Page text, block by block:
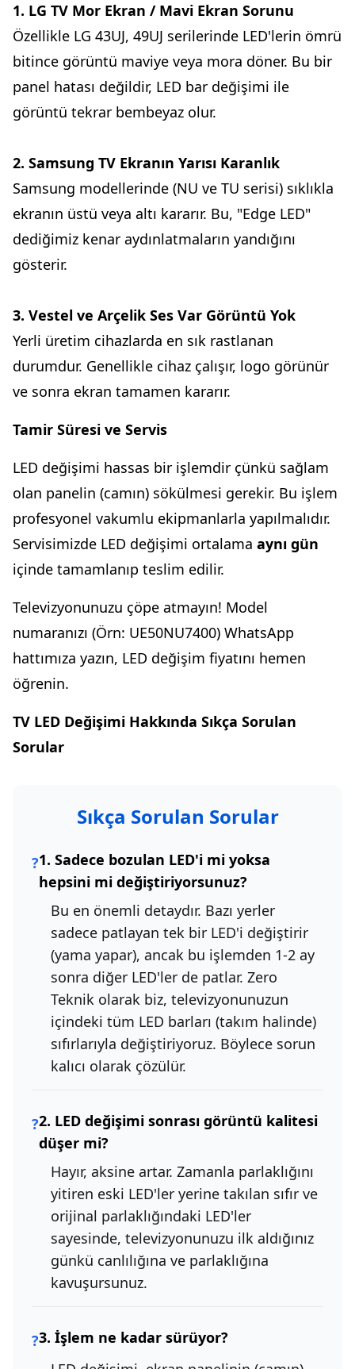
1. LG TV Mor Ekran / Mavi Ekran Sorunu
Özellikle LG 43UJ, 49UJ serilerinde LED'lerin ömrü
bitince görüntü maviye veya mora döner. Bu bir
panel hatası değildir, LED bar değişimi ile
görüntü tekrar bembeyaz olur.
2. Samsung TV Ekranın Yarısı Karanlık
Samsung modellerinde (NU ve TU serisi) sıklıkla
ekranın üstü veya altı kararır. Bu, "Edge LED"
dediğimiz kenar aydınlatmaların yandığını
gösterir.
3. Vestel ve Arçelik Ses Var Görüntü Yok
Yerli üretim cihazlarda en sık rastlanan
durumdur. Genellikle cihaz çalışır, logo görünür
ve sonra ekran tamamen kararır.
Tamir Süresi ve Servis
LED değişimi hassas bir işlemdir çünkü sağlam
olan panelin (camın) sökülmesi gerekir. Bu işlem
profesyonel vakumlu ekipmanlarla yapılmalıdır.
Servisimizde LED değişimi ortalama aynı gün
içinde tamamlanıp teslim edilir.
Televizyonunuzu çöpe atmayın! Model
numaranızı (Örn: UE50NU7400) WhatsApp
hattımıza yazın, LED değişim fiyatını hemen
öğrenin.
TV LED Değişimi Hakkında Sıkça Sorulan
Sorular
Sıkça Sorulan Sorular
?1. Sadece bozulan LED'i mi yoksa
hepsini mi değiştiriyorsunuz?
Bu en önemli detaydır. Bazı yerler
sadece patlayan tek bir LED'i değiştirir
(yama yapar), ancak bu işlemden 1-2 ay
sonra diğer LED'ler de patlar. Zero
Teknik olarak biz, televizyonunuzun
içindeki tüm LED barları (takım halinde)
sıfırlarıyla değiştiriyoruz. Böylece sorun
kalıcı olarak çözülür.
?2. LED değişimi sonrası görüntü kalitesi
düşer mi?
Hayır, aksine artar. Zamanla parlaklığını
yitiren eski LED'ler yerine takılan sıfır ve
orijinal parlaklığındaki LED'ler
sayesinde, televizyonunuzu ilk aldığınız
günkü canlılığına ve parlaklığına
kavuşursunuz.
?3. İşlem ne kadar sürüyor?